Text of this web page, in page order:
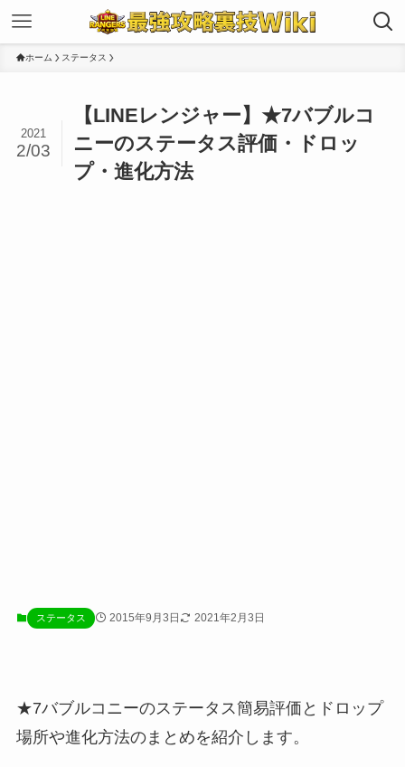
ホーム ステータス
【LINEレンジャー】★7バブルコ
ニーのステータス評価・ドロッ
プ・進化方法
2021
2/03
ステータス 2015年9月3日 2021年2月3日
★7バブルコニーのステータス簡易評価とドロップ
場所や進化方法のまとめを紹介します。